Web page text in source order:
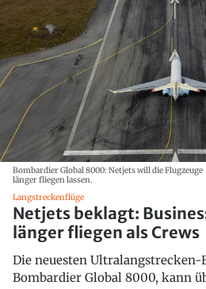
Bombardier Global 8000: Netjets will die Flugzeuge
länger fliegen lassen.
Langstreckenflüge
Netjets beklagt:
länger fliegen als Crews
Die neuesten Ultralangstrecken-
Bombardier Global 8000, kann